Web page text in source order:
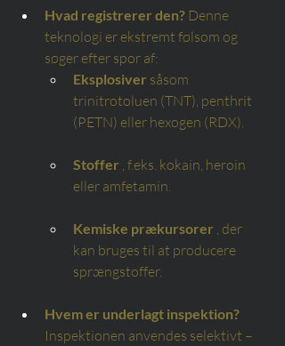
Hvad registrerer den? Denne
teknologi er ekstremt følsom og
søger efter spor af:
Eksplosiver såsom
trinitrotoluen (TNT), penthrit
(PETN) eller hexogen (RDX).
Stoffer , f.eks. kokain, heroin
eller amfetamin.
Kemiske prækursorer , der
kan bruges til at producere
sprængstoffer.
Hvem er underlagt inspektion?
Inspektionen anvendes selektivt –